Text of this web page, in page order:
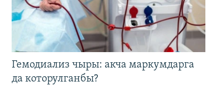
Гемодиализ чыры: акча маркумдарга
да которулганбы?